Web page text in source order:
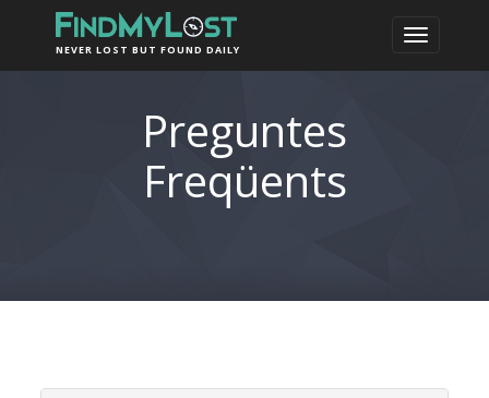
NEVER LOST BUT FOUND DAILY
Preguntes
Freqüents